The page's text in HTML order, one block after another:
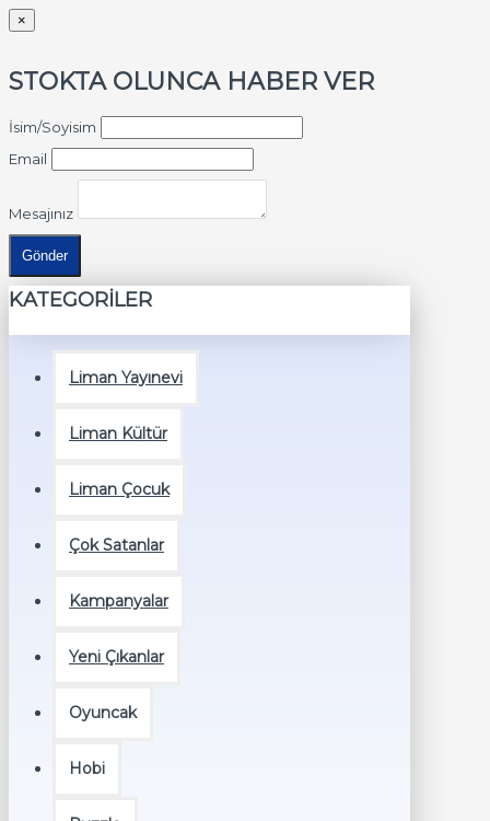
×
STOKTA OLUNCA HABER VER
İsim/Soyisim
Email
Mesajınız
Gönder
KATEGORİLER
Liman Yayınevi
Liman Kültür
Liman Çocuk
Çok Satanlar
Kampanyalar
Yeni Çıkanlar
Oyuncak
Hobi